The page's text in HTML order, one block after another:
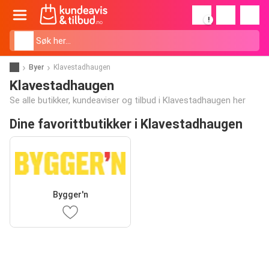
!
Byer Klavestadhaugen
Klavestadhaugen
Se alle butikker, kundeaviser og tilbud i Klavestadhaugen her
Dine favorittbutikker i Klavestadhaugen
Bygger'n